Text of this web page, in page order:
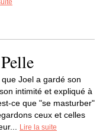
Joel a gardé son
intimité et expliqué à
ce que "se masturber"
ceux et celles
Lire la suite